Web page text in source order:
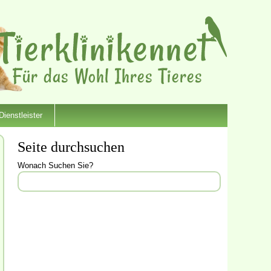
Seite durchsuchen
Wonach Suchen Sie?